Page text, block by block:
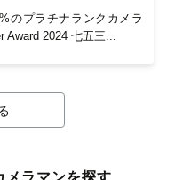
のプラチナランクカメラ
Award 2024 七五三...
メラマンを探す